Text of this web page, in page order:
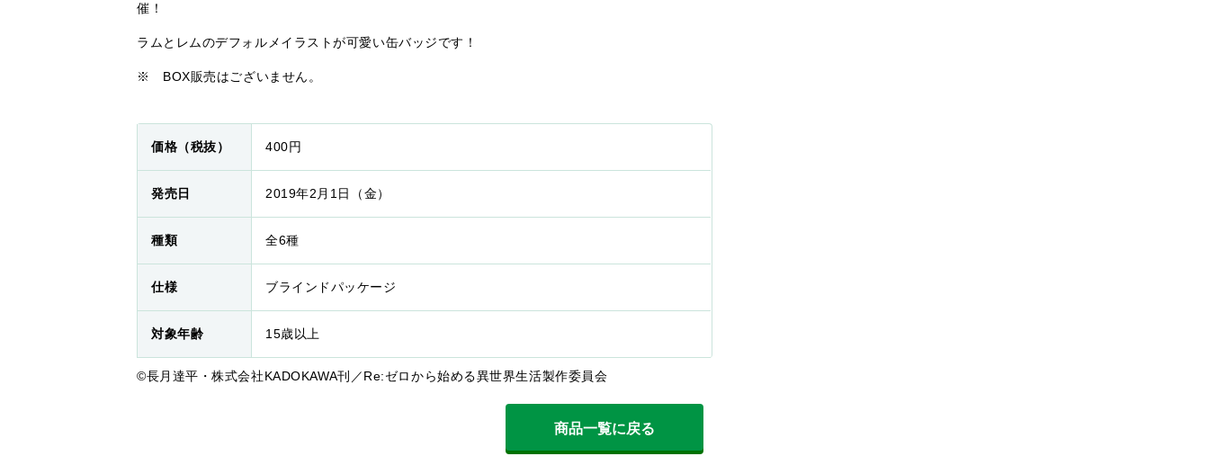
催！
ラムとレムのデフォルメイラストが可愛い缶バッジです！
※ BOX販売はございません。
価格（税抜） 400円
発売日 2019年2月1日（金）
種類 全6種
仕様 ブラインドパッケージ
対象年齢 15歳以上
©長月達平・株式会社KADOKAWA刊／Re:ゼロから始める異世界生活製作委員会
商品一覧に戻る